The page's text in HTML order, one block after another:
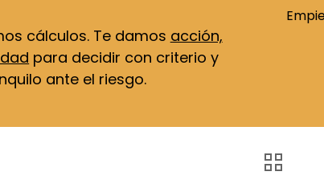
cálculos. Te damos acción,
para decidir con criterio y
ante el riesgo.